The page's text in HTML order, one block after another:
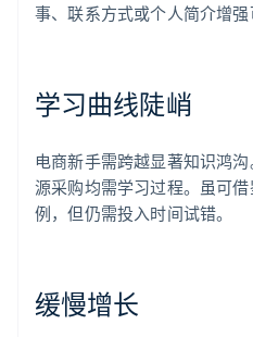
事、联系方式或个人简介增强
学习曲线陡峭
电商新手需跨越显著知识鸿沟
源采购均需学习过程。虽可
例，但仍需投入时间试错。
缓慢增长